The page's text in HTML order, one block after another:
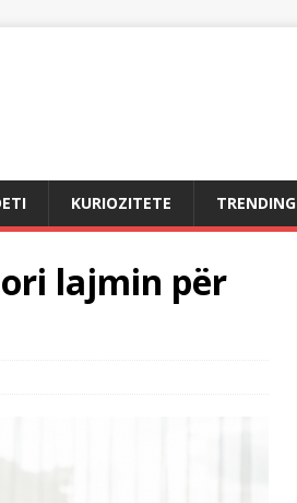
KURIOZITETE TRENDING
lajmin për